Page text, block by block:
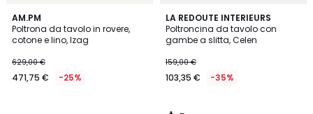
AM.PM
Poltrona da tavolo in rovere,
cotone e lino, Izag
629,00 €
471,75 € -25%
LA REDOUTE INTERIEURS
Poltroncina da tavolo con
gambe a slitta, Celen
159,00 €
103,35 € -35%
5
/
5